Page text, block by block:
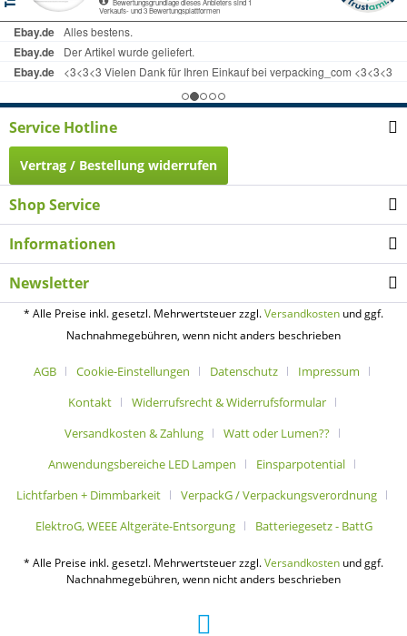
Service Hotline
Vertrag / Bestellung widerrufen
Shop Service
Informationen
Newsletter
* Alle Preise inkl. gesetzl. Mehrwertsteuer zzgl.Versandkosten und ggf.
Nachnahmegebühren, wenn nicht anders beschrieben
AGB Cookie-Einstellungen Datenschutz
Impressum
Kontakt
Widerrufsrecht & Widerrufsformular
Versandkosten & Zahlung
Watt oder Lumen??
Anwendungsbereiche LED Lampen
Einsparpotential
Lichtfarben + Dimmbarkeit
VerpackG / Verpackungsverordnung
ElektroG, WEEE Altgeräte-Entsorgung
Batteriegesetz - BattG
* Alle Preise inkl. gesetzl. Mehrwertsteuer zzgl.Versandkosten und ggf.
Nachnahmegebühren, wenn nicht anders beschrieben